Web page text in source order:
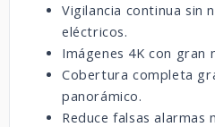
Vigilancia continua sin
eléctricos.
Imágenes 4K con gran
Cobertura completa
panorámico.
Reduce falsas alarmas